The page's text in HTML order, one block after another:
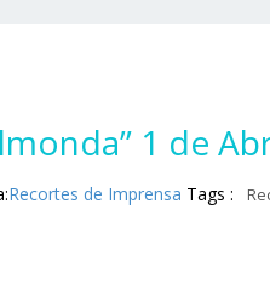
1 de
Recortes de Imprensa Tags :